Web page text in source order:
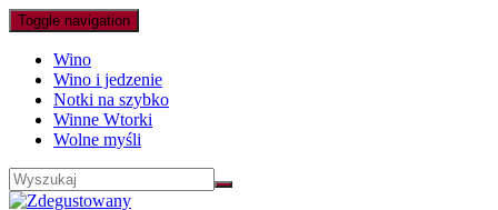
Toggle navigation
Wino
Wino i jedzenie
Notki na szybko
Winne Wtorki
Wolne myśli